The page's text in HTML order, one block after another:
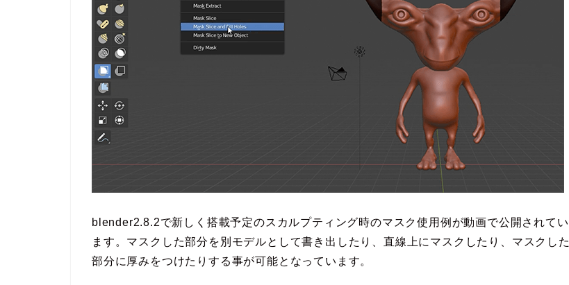
blender2.8.2で新しく搭載予定のスカルプティング時のマスク使用例が動画で公開されてい
ます。マスクした部分を別モデルとして書き出したり、直線上にマスクしたり、マスクした
部分に厚みをつけたりする事が可能となっています。